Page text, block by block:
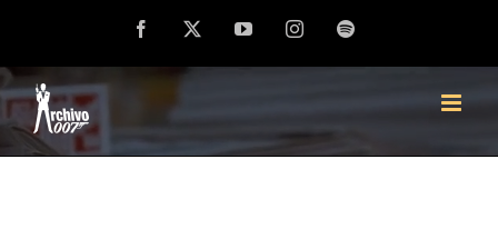
contenido
Facebook YouTubeInstagramSpotify